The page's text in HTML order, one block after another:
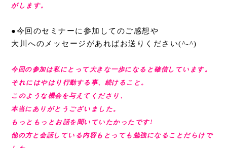
がします。
●今回のセミナーに参加してのご感想や
大川へのメッセージがあればお送りください(^-^)
今回の参加は私にとって大きな一歩になると確信しています。
それにはやはり行動する事、続けること。
このような機会を与えてくださり、
本当にありがとうございました。
もっともっとお話を聞いていたかったです!
他の方と会話している内容もとっても勉強になることだらけで